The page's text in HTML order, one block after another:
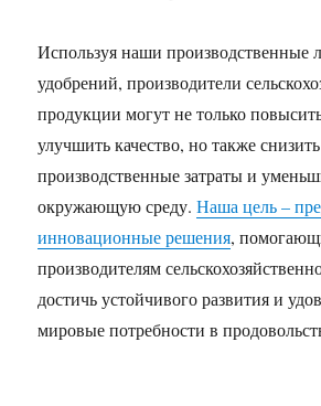
Используя наши
удобрений, производители
продукции могут не только
улучшить качество, но также снизить
производственные затраты и
окружающую среду.Наша цель –
инновационные решения,
производителям
достичь устойчивого развития и
мировые потребности в